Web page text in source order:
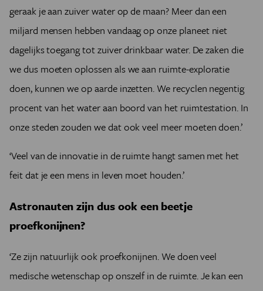
geraak je aan zuiver water op de maan? Meer dan een
miljard mensen hebben vandaag op onze planeet niet
dagelijks toegang tot zuiver drinkbaar water. De zaken die
we dus moeten oplossen als we aan ruimte-exploratie
doen, kunnen we op aarde inzetten. We recyclen negentig
procent van het water aan boord van het ruimtestation. In
onze steden zouden we dat ook veel meer moeten doen.’
‘Veel van de innovatie in de ruimte hangt samen met het
feit dat je een mens in leven moet houden.’
Astronauten zijn dus ook een beetje
proefkonijnen?
‘Ze zijn natuurlijk ook proefkonijnen. We doen veel
medische wetenschap op onszelf in de ruimte. Je kan een